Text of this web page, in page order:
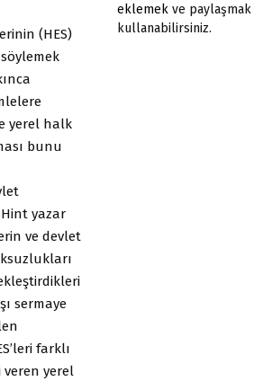
(HES)
yerel halk
bunu
Hint yazar
ve devlet
sermaye
farklı
yerel
eklemek ve
kullanabilirsiniz.